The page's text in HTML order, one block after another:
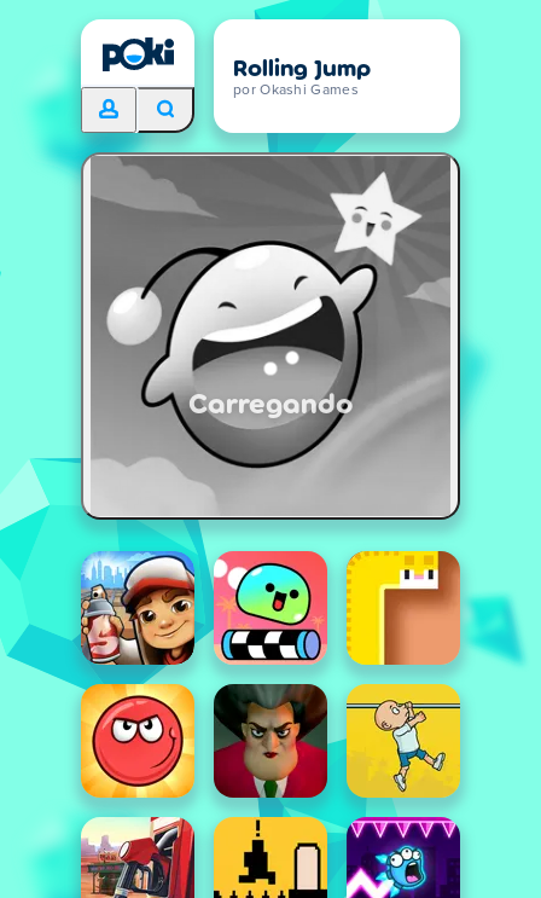
Rolling Jump
por Okashi Games
Carregando